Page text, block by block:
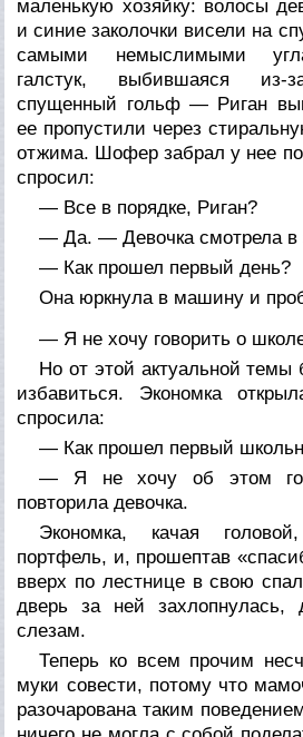
маленькую хозяйку: волосы
и синие заколочки висели на
самыми немыслимыми
галстук, выбившаяся из-
спущенный гольф — Риган
ее пропустили через
отжима. Шофер забрал у нее
спросил:
— Все в порядке, Риган?
— Да. — Девочка смотрела в
— Как прошел первый день?
Она юркнула в машину и
— Я не хочу говорить о
Но от этой актуальной темы
избавиться. Экономка
спросила:
— Как прошел первый
— Я не хочу об этом
повторила девочка.
Экономка, качая
портфель, и, прошептав
вверх по лестнице в свою
дверь за ней захлопнулась,
слезам.
Теперь ко всем прочим
муки совести, потому что
разочарована таким